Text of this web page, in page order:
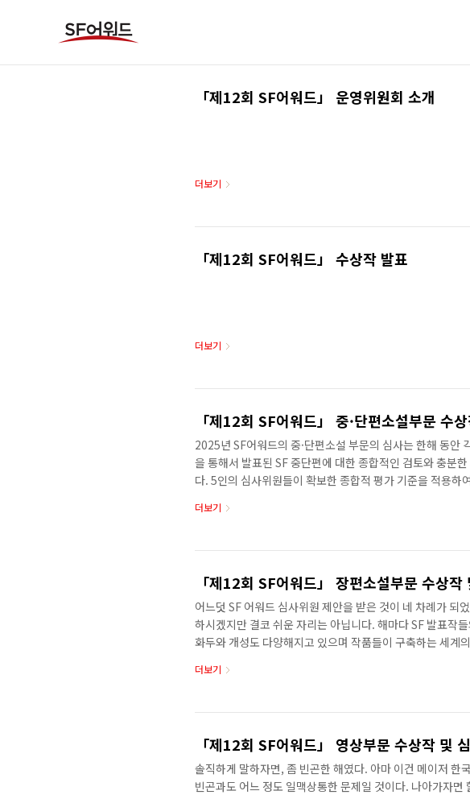
「제12회 SF어워드」 운영위원회 소개
더보기
「제12회 SF어워드」 수상작 발표
더보기
「제12회 SF어워드」 중·단편소설부문 수
2025년 SF어워드의 중·단편소설 부문의 심사는 한해 동안
을 통해서 발표된 SF 중단편에 대한 종합적인 검토와 충분
다. 5인의 심사위원들이 확보한 종합적 평가 기준을 적용하
하였습니다. 본심에서도 꽤 많은 작품들을 다루어야 했기 때
상으로 최종심을 진행하였습니다. 기본적으로 최종심에 진
더보기
「제12회 SF어워드」 장편소설부문 수상작
어느덧 SF 어워드 심사위원 제안을 받은 것이 네 차례가 되
하시겠지만 결코 쉬운 자리는 아닙니다. 해마다 SF 발표작
화두와 개성도 다양해지고 있으며 작품들이 구축하는 세계
릿하고 행복하기 때문입니다. 한 명의 독자로서 경이로운 세
심에서 치러지는 심사위원들간의 치열한 난상 토론과 반박,
더보기
「제12회 SF어워드」 영상부문 수상작 및
솔직하게 말하자면, 좀 빈곤한 해였다. 아마 이건 메이저 한
빈곤과도 어느 정도 일맥상통한 문제일 것이다. 나아가자면